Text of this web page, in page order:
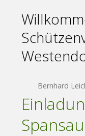
Bernhard